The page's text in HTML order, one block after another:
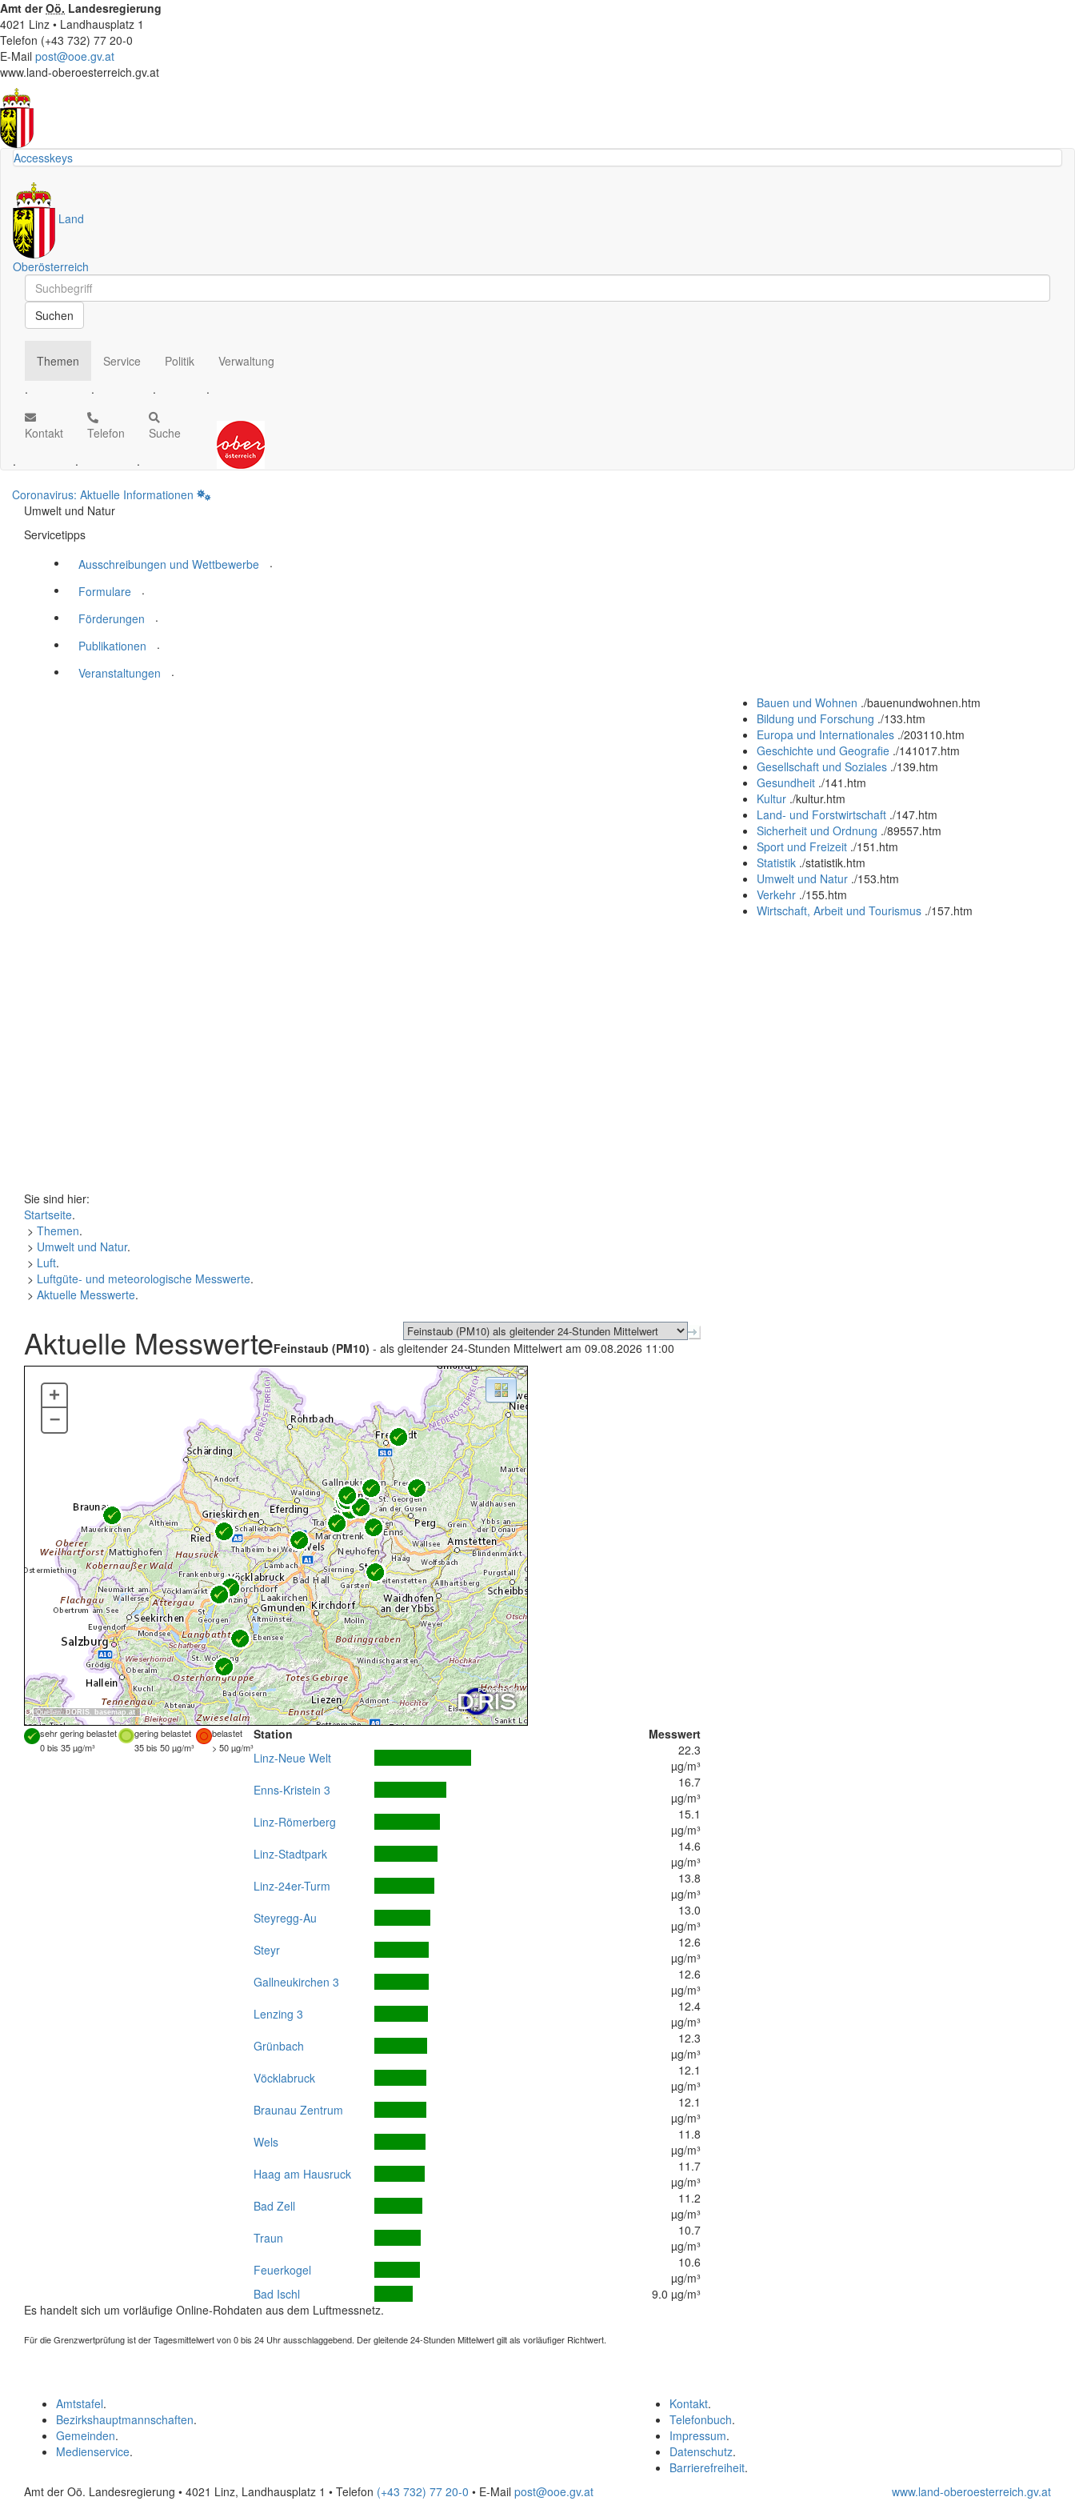
Amt derOö. Landesregierung
4021 Linz • Landhausplatz 1
Telefon (+43 732) 77 20-0
E-Mail post@ooe.gv.at
www.land-oberoesterreich.gv.at
Accesskeys
Land
Oberösterreich
Schnellsuche
Schnellsuche
Suchen
Themen
.
Service
.
Politik
.
Verwaltung
.
Kontakt
.
Telefon
.
Suche
.
Coronavirus: Aktuelle Informationen
Umwelt und Natur
Servicetipps
Ausschreibungen und Wettbewerbe
.
Formulare
.
Förderungen
.
Publikationen
.
Veranstaltungen
.
Bauen und Wohnen ./bauenundwohnen.htm
Bildung und Forschung ./133.htm
Europa und Internationales ./203110.htm
Geschichte und Geografie ./141017.htm
Gesellschaft und Soziales ./139.htm
Gesundheit ./141.htm
Kultur ./kultur.htm
Land- und Forstwirtschaft ./147.htm
Sicherheit und Ordnung ./89557.htm
Sport und Freizeit ./151.htm
Statistik ./statistik.htm
Umwelt und Natur ./153.htm
Verkehr ./155.htm
Wirtschaft, Arbeit und Tourismus ./157.htm
Sie sind hier:
Startseite.
> Themen.
> Umwelt und Natur.
> Luft.
> Luftgüte- und meteorologische Messwerte.
> Aktuelle Messwerte.
Aktuelle MesswerteFeinstaub (PM10) - als gleitender 24-Stunden Mittelwert am 09.08.2026 11:00
Quellen:DORIS, basemap.at
+
–
sehr gering belastet gering belastet
belastet
0 bis 35 µg/m³
35 bis 50 µg/m³ > 50 µg/m³
Station
Messwert
Linz-Neue Welt
22.3
µg/m³
Enns-Kristein 3
16.7
µg/m³
Linz-Römerberg
15.1
µg/m³
Linz-Stadtpark
14.6
µg/m³
Linz-24er-Turm
13.8
µg/m³
Steyregg-Au
13.0
µg/m³
Steyr
12.6
µg/m³
Gallneukirchen 3
12.6
µg/m³
Lenzing 3
12.4
µg/m³
Grünbach
12.3
µg/m³
Vöcklabruck
12.1
µg/m³
Braunau Zentrum
12.1
µg/m³
Wels
11.8
µg/m³
Haag am Hausruck
11.7
µg/m³
Bad Zell
11.2
µg/m³
Traun
10.7
µg/m³
Feuerkogel
10.6
µg/m³
Bad Ischl
9.0 µg/m³
Es handelt sich um vorläufige Online-Rohdaten aus dem Luftmessnetz.
Für die Grenzwertprüfung ist der Tagesmittelwert von 0 bis 24 Uhr ausschlaggebend. Der gleitende 24-Stunden Mittelwert gilt als vorläufiger Richtwert.
Kontakt.
Telefonbuch.
Impressum.
Datenschutz.
Barrierefreiheit.
Amtstafel.
Bezirkshauptmannschaften.
Gemeinden.
Medienservice.
Amt der Oö. Landesregierung • 4021 Linz, Landhausplatz 1 • Telefon (+43 732) 77 20-0 • E-Mail post@ooe.gv.at www.land-oberoesterreich.gv.at